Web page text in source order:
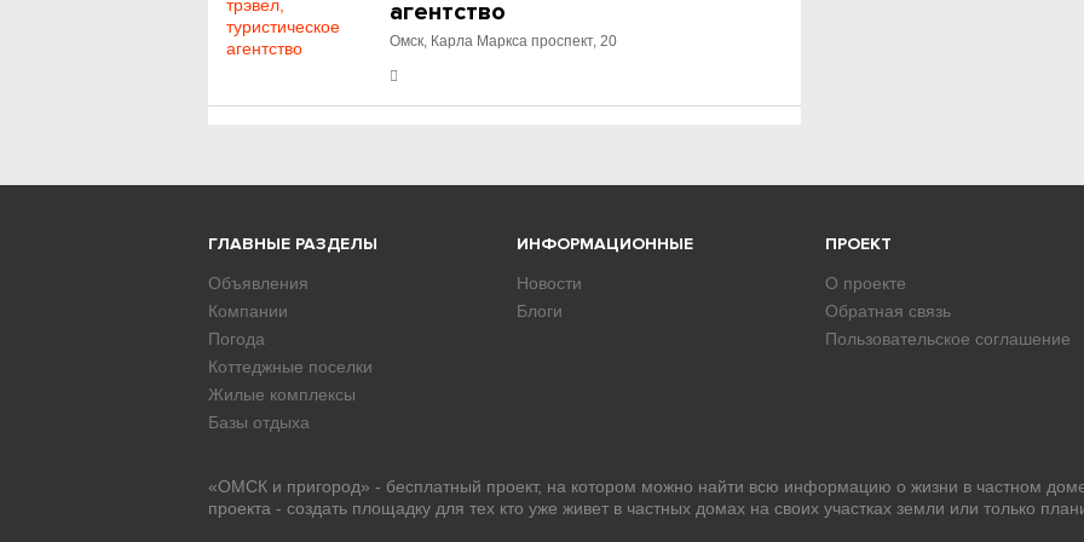
агентство
Омск, Карла Маркса проспект, 20
ГЛАВНЫЕ РАЗДЕЛЫ
Объявления
Компании
Погода
Коттеджные поселки
Жилые комплексы
Базы отдыха
ИНФОРМАЦИОННЫЕ
Новости
Блоги
ПРОЕКТ
О проекте
Обратная связь
Пользовательское соглашение
«ОМСК и пригород» - бесплатный проект, на котором можно найти всю информацию о жизни в частном
проекта - создать площадку для тех кто уже живет в частных домах на своих участках земли или только